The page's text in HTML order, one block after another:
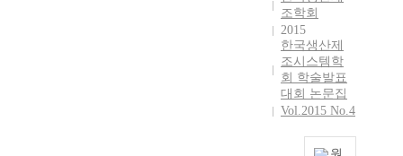
조학회
2015
한국생산제
조시스템학
회 학술발표
대회 논문집
Vol.2015 No.4